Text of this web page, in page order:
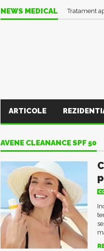
NEWS MEDICAL Tratament
ARTICOLE
AVENE CLEANANCE SPF 50